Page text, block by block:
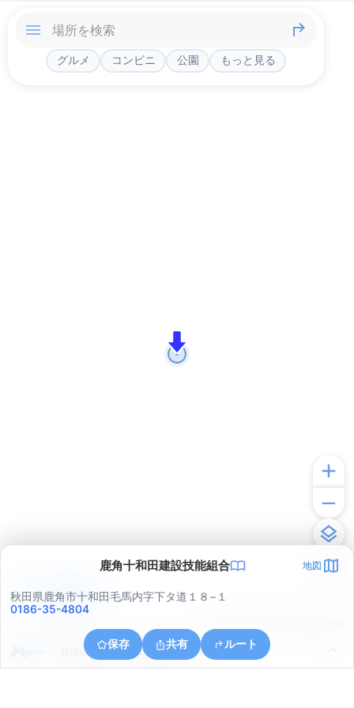
グルメ コンビニ 公園 もっと見る
鹿角十和田建設技能組合 地図
秋田県鹿角市十和田毛馬内字下タ道１８−１
0186-35-4804
保存 共有 ルート
秋田県鹿角市十和田瀬田石太田表
アプリで見る